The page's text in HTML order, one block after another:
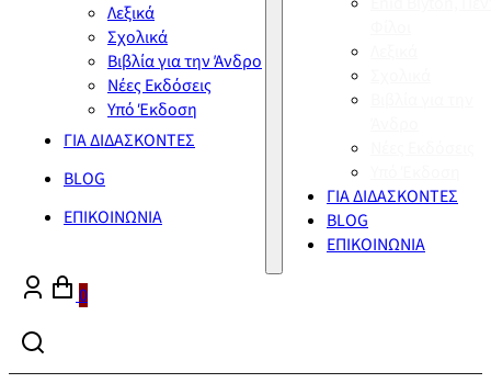
Λεξικά
Σχολικά
Βιβλία για την Άνδρο
Νέες Εκδόσεις
Υπό Έκδοση
ΓΙΑ ΔΙΔΑΣΚΟΝΤΕΣ
BLOG
ΕΠΙΚΟΙΝΩΝΙΑ
ΓΙΑ ΔΙΔΑΣΚΟΝΤΕΣ
BLOG
ΕΠΙΚΟΙΝΩΝΙΑ
0